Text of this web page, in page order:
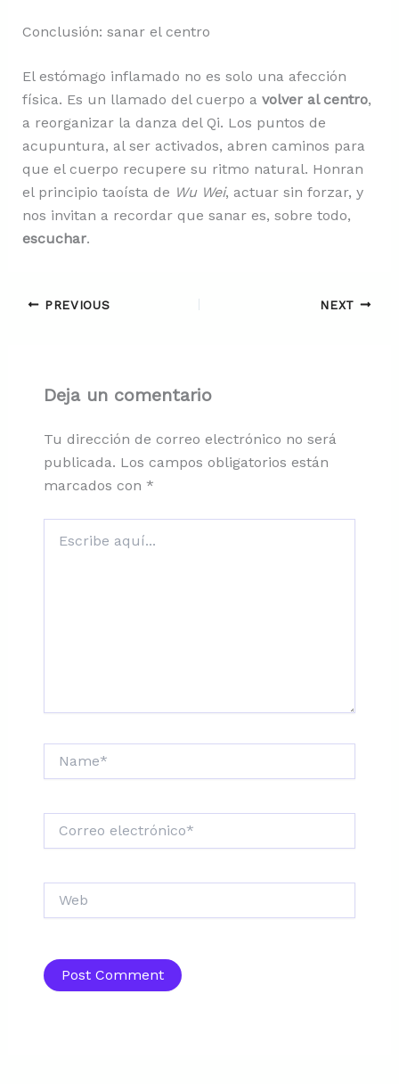
Conclusión: sanar el centro
El estómago inflamado no es solo una afección
física. Es un llamado del cuerpo a volver al centro,
a reorganizar la danza del Qi. Los puntos de
acupuntura, al ser activados, abren caminos para
que el cuerpo recupere su ritmo natural. Honran
el principio taoísta de Wu Wei, actuar sin forzar, y
nos invitan a recordar que sanar es, sobre todo,
escuchar.
PREVIOUS NEXT
Deja un comentario
Tu dirección de correo electrónico no será
publicada. Los campos obligatorios están
marcados con *
aquí...
electrónico*